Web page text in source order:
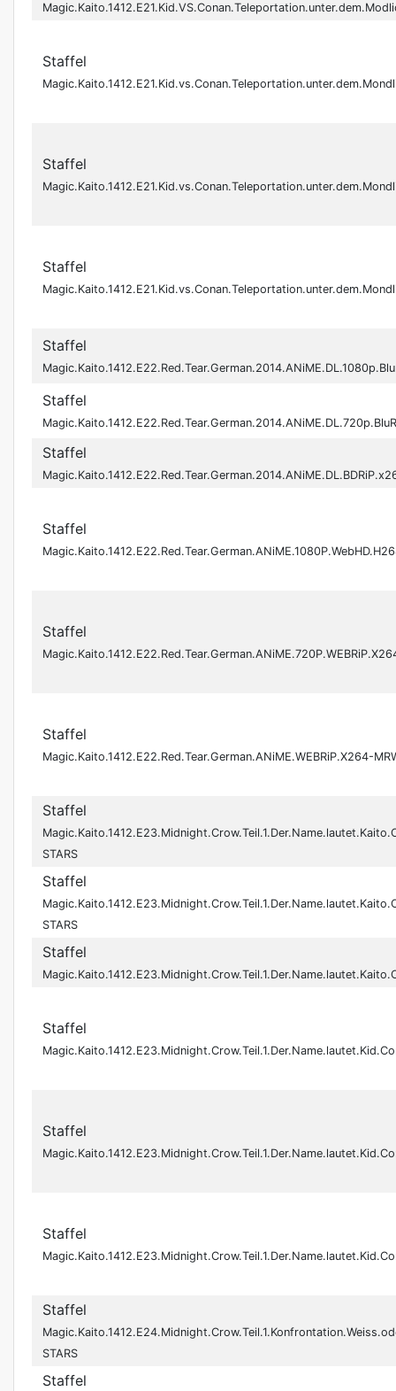
Staffel
Staffel
Staffel
Staffel
Staffel
Staffel
Staffel
Staffel
Staffel
Magic.Kaito.1412.E22.Red.Tear.German.ANiME.WEBRiP.X264-
Staffel
STARS
Staffel
STARS
Staffel
Staffel
Staffel
Staffel
Staffel
STARS
Staffel